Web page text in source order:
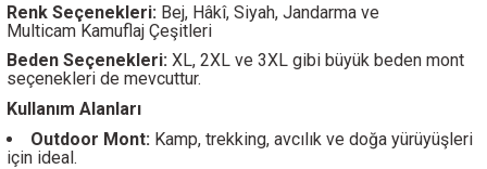
Renk Seçenekleri: Bej, Hâkî, Siyah, Jandarma ve
Multicam Kamuflaj Çeşitleri
Beden Seçenekleri: XL, 2XL ve 3XL gibi büyük beden mont
seçenekleri de mevcuttur.
Kullanım Alanları
Outdoor Mont: Kamp, trekking, avcılık ve doğa yürüyüşleri
için ideal.